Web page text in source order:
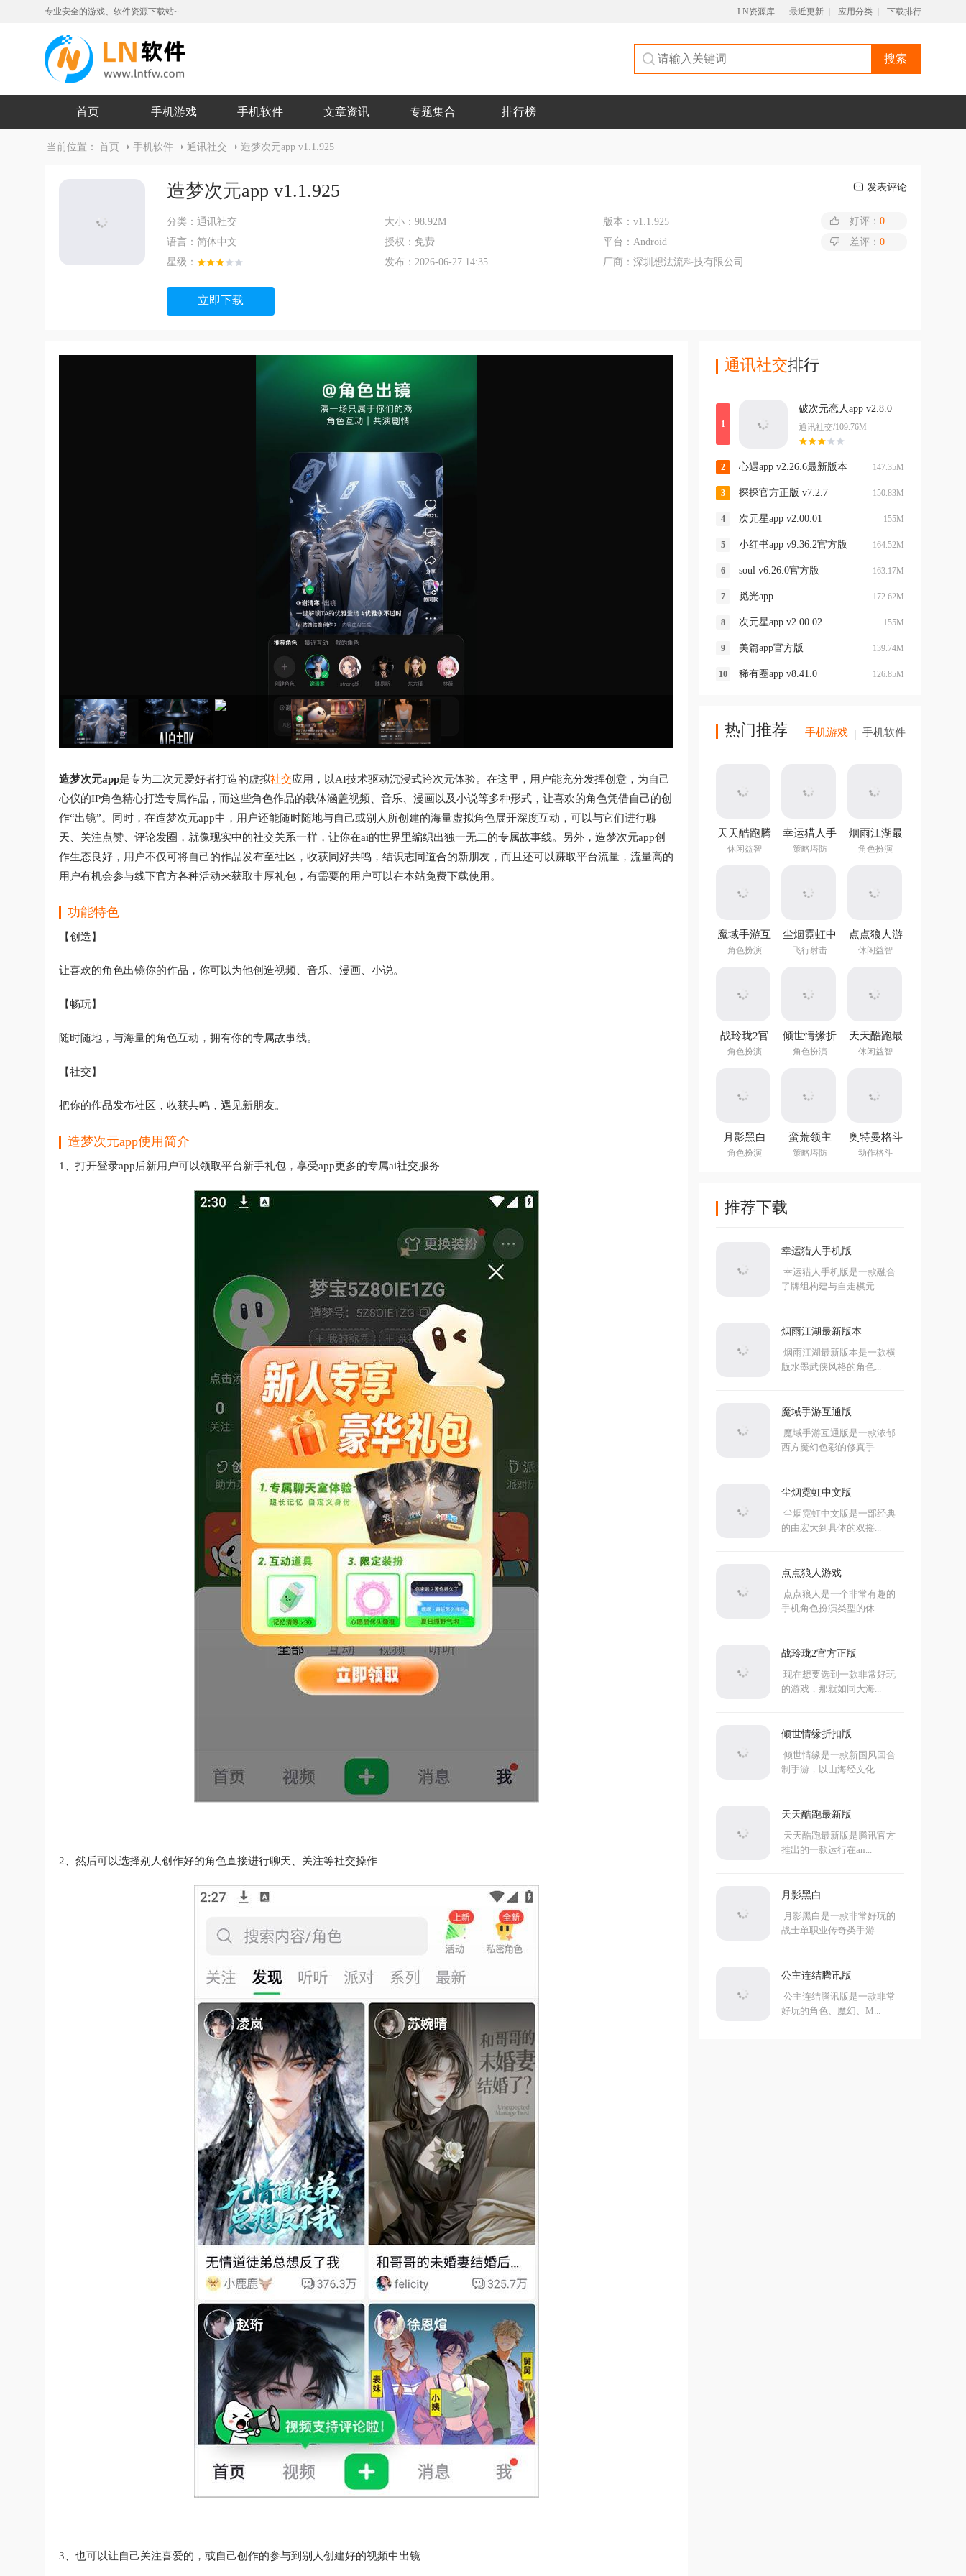
专业安全的游戏、软件资源下载站~ LN资源库 最近更新 应用分类 下载排行
搜索
首页 手机游戏 手机软件 文章资讯 专题集合 排行榜
当前位置： 首页 手机软件 通讯社交 造梦次元app v1.1.925
造梦次元app v1.1.925 发表评论
分类： 通讯社交 大小：98.92M 版本： v1.1.925
语言： 简体中文 授权： 免费 平台： Android
星级：
发布：2026-06-27 14:35 厂商： 深圳想法流科技有限公司
好评： 0
差评： 0
立即下载
造梦次元app是专为二次元爱好者打造的虚拟社交应用，以AI技术驱动沉浸式跨次元体验。在这里，用户能充分发挥创意，为自己
心仪的IP角色精心打造专属作品，而这些角色作品的载体涵盖视频、音乐、漫画以及小说等多种形式，让喜欢的角色凭借自己的创
作“出镜”。同时，在造梦次元app中，用户还能随时随地与自己或别人所创建的海量虚拟角色展开深度互动，可以与它们进行聊
天、关注点赞、评论发圈，就像现实中的社交关系一样，让你在ai的世界里编织出独一无二的专属故事线。另外，造梦次元app创
作生态良好，用户不仅可将自己的作品发布至社区，收获同好共鸣，结识志同道合的新朋友，而且还可以赚取平台流量，流量高的
用户有机会参与线下官方各种活动来获取丰厚礼包，有需要的用户可以在本站免费下载使用。
功能特色
【创造】
让喜欢的角色出镜你的作品，你可以为他创造视频、音乐、漫画、小说。
【畅玩】
随时随地，与海量的角色互动，拥有你的专属故事线。
【社交】
把你的作品发布社区，收获共鸣，遇见新朋友。
造梦次元app使用简介
1、打开登录app后新用户可以领取平台新手礼包，享受app更多的专属ai社交服务
2、然后可以选择别人创作好的角色直接进行聊天、关注等社交操作
3、也可以让自己关注喜爱的，或自己创作的参与到别人创建好的视频中出镜
通讯社交排行
破次元恋人app v2.8.0
通讯社交/109.76M
心遇app v2.26.6最新版本 147.35M
探探官方正版 v7.2.7 150.83M
次元星app v2.00.01 155M
小红书app v9.36.2官方版 164.52M
soul v6.26.0官方版 163.17M
觅光app 172.62M
次元星app v2.00.02 155M
美篇app官方版 139.74M
稀有圈app v8.41.0 126.85M
热门推荐 手机游戏 手机软件
天天酷跑腾
讯游戏
休闲益智
幸运猎人手
机版
策略塔防
烟雨江湖最
新版本
角色扮演
魔域手游互
通版
角色扮演
尘烟霓虹中
文版
飞行射击
点点狼人游
戏
休闲益智
战玲珑2官
方正版
角色扮演
倾世情缘折
扣版
角色扮演
天天酷跑最
新版
休闲益智
月影黑白
角色扮演
蛮荒领主
策略塔防
奥特曼格斗
进化重生官
动作格斗
推荐下载
幸运猎人手机版
幸运猎人手机版是一款融合
了牌组构建与自走棋元...
烟雨江湖最新版本
烟雨江湖最新版本是一款横
版水墨武侠风格的角色...
魔域手游互通版
魔域手游互通版是一款浓郁
西方魔幻色彩的修真手...
尘烟霓虹中文版
尘烟霓虹中文版是一部经典
的由宏大到具体的双摇...
点点狼人游戏
点点狼人是一个非常有趣的
手机角色扮演类型的休...
战玲珑2官方正版
现在想要选到一款非常好玩
的游戏，那就如同大海...
倾世情缘折扣版
倾世情缘是一款新国风回合
制手游，以山海经文化...
天天酷跑最新版
天天酷跑最新版是腾讯官方
推出的一款运行在an...
月影黑白
月影黑白是一款非常好玩的
战士单职业传奇类手游...
公主连结腾讯版
公主连结腾讯版是一款非常
好玩的角色、魔幻、M...